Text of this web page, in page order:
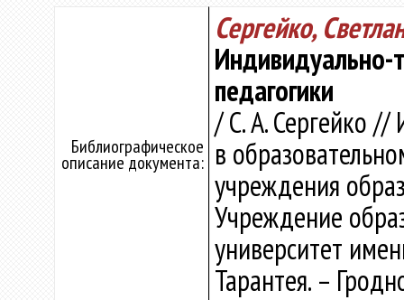
Библиографическое
описание документа:
Сергейко,
Индивидуально-
педагогики
/ С. А. Сергейко //
в
учреждения
Учреждение
университет
Тарантея. –